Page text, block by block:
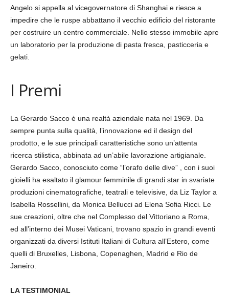
Angelo si appella al vicegovernatore di Shanghai e riesce a
impedire che le ruspe abbattano il vecchio edificio del ristorante
per costruire un centro commerciale. Nello stesso immobile apre
un laboratorio per la produzione di pasta fresca, pasticceria e
gelati.
I Premi
La Gerardo Sacco è una realtà aziendale nata nel 1969. Da
sempre punta sulla qualità, l’innovazione ed il design del
prodotto, e le sue principali caratteristiche sono un’attenta
ricerca stilistica, abbinata ad un’abile lavorazione artigianale.
Gerardo Sacco, conosciuto come “l’orafo delle dive” , con i suoi
gioielli ha esaltato il glamour femminile di grandi star in svariate
produzioni cinematografiche, teatrali e televisive, da Liz Taylor a
Isabella Rossellini, da Monica Bellucci ad Elena Sofia Ricci. Le
sue creazioni, oltre che nel Complesso del Vittoriano a Roma,
ed all’interno dei Musei Vaticani, trovano spazio in grandi eventi
organizzati da diversi Istituti Italiani di Cultura all’Estero, come
quelli di Bruxelles, Lisbona, Copenaghen, Madrid e Rio de
Janeiro.
LA TESTIMONIAL